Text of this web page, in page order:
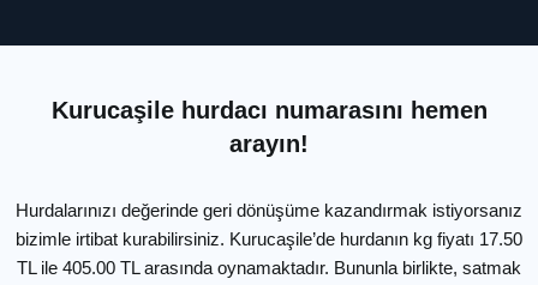
Kurucaşile hurdacı numarasını hemen
arayın!
Hurdalarınızı değerinde geri dönüşüme kazandırmak istiyorsanız
bizimle irtibat kurabilirsiniz. Kurucaşile’de hurdanın kg fiyatı 17.50
TL ile 405.00 TL arasında oynamaktadır. Bununla birlikte, satmak